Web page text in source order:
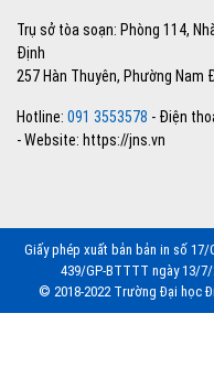
Trụ sở tòa soạn: Phòng 114,
Định
257 Hàn Thuyên, Phường Nam
Hotline: 091 3553578 - Điện
- Website: https://jns.vn
Giấy phép xuất bản bản in số
439/GP-BTTTT ngày 13/
© 2018-2022 Trường Đại học